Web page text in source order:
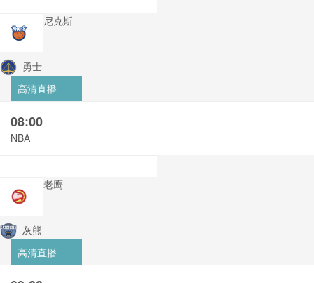
尼克斯
勇士
高清直播
08:00
NBA
老鹰
灰熊
高清直播